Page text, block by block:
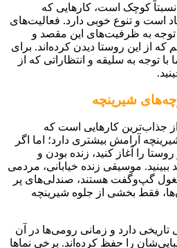
نسبتاً کوچک است، کارهایی که
است و تنوع خوبی دارد. فعالیت‌های
توجه به ظرفیت‌های این مقصد و
که از این روستا دیدن کرده‌اند. برای
توجه به سلیقه و انتظاراتی که از
شیرینچه
جذاب‌ترین کارهایی است که
آرامش بیشتری دارد؛ اما اگر
را آغاز کنید، زنده بودن و
موسیقی زنده خیابانی، مردمی
گپ‌وگفت هستند، صندلی‌های پر
فقط بخشی از جلوه شیرینچه
تاریخی دارد و زمانی رومی‌ها در آن
را حفظ کرده‌اند. برخی نماها